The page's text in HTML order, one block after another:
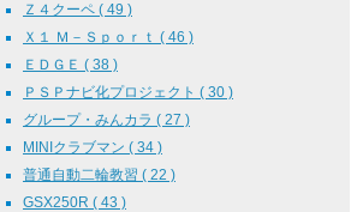
Ｚ４クーペ ( 49 )
Ｘ１ Ｍ－Ｓｐｏｒｔ ( 46 )
ＥＤＧＥ ( 38 )
ＰＳＰナビ化プロジェクト ( 30 )
グループ・みんカラ ( 27 )
MINIクラブマン ( 34 )
普通自動二輪教習 ( 22 )
GSX250R ( 43 )